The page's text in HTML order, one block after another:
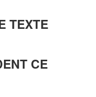
TEXTE
CE